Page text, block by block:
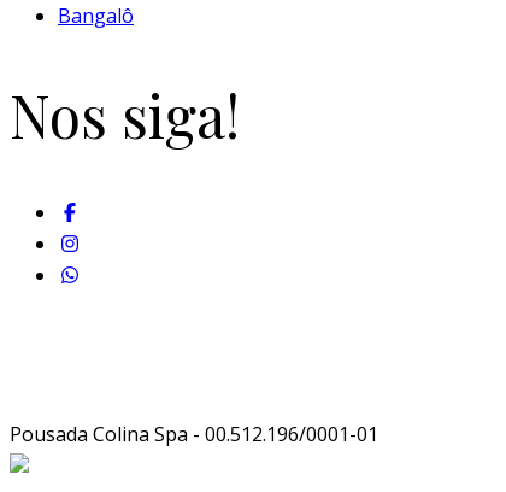
Bangalô
Nos siga!
Pousada Colina Spa - 00.512.196/0001-01